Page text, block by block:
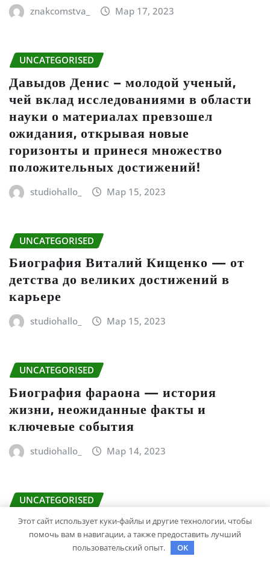
znakcomstva_ Мар 17, 2023
UNCATEGORISED
Давыдов Денис – молодой ученый,
чей вклад исследованиями в области
науки о материалах превзошел
ожидания, открывая новые
горизонты и принеся множество
положительных достижений!
studiohallo_ Мар 15, 2023
UNCATEGORISED
Биография Виталий Кищенко — от
детства до великих достижений в
карьере
studiohallo_ Мар 15, 2023
UNCATEGORISED
Биография фараона — история
жизни, неожиданные факты и
ключевые события
studiohallo_ Мар 14, 2023
UNCATEGORISED
Константин Ивлев — биография и
личная жизнь — интересные факты,
жена, дети, фото
Этот сайт использует куки-файлы и другие технологии, чтобы
помочь вам в навигации, а также предоставить лучший
пользовательский опыт.
OK